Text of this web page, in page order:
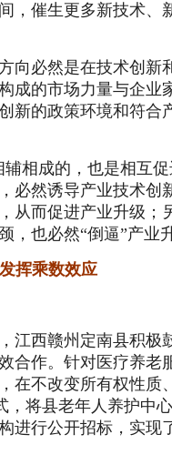
，催生更多新技术、
必然是在技术创新
成的市场力量与企业
新的政策环境和符合
相成的，也是相互促
必然诱导产业技术创
从而促进产业升级；
，也必然“倒逼”产业
挥乘数效应
西赣州定南县积极
合作。针对医疗养老
在不改变所有权性质
，将县老年人养护中
进行公开招标，实现